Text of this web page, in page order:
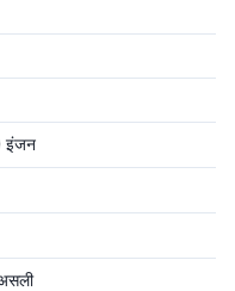
इंजन